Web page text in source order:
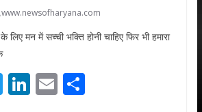
www.newsofharyana.com
मन में सच्ची भक्ति होनी चाहिए फिर भी हमारा
T Li E S